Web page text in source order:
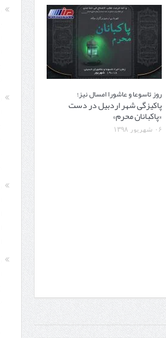
روز تاسوعا و عاشورا امسال نیز؛
پاکیزگی شهر اردبیل در دست
«پاکبانان محرم»
۰۶ شهریور ۱۳۹۸